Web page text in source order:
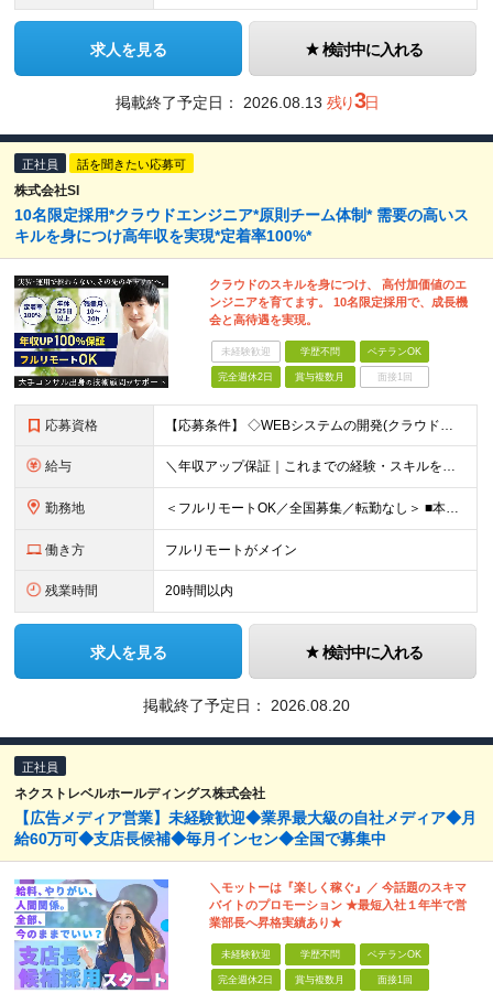
求人を見る 検討中に入れる
掲載終了予定日： 2026.08.13 残り3日
正社員 話を聞きたい応募可
株式会社SI
10名限定採用*クラウドエンジニア*原則チーム体制* 需要の高いス
キルを身につけ高年収を実現*定着率100%*
クラウドのスキルを身につけ、 高付加価値のエ
ンジニアを育てます。 10名限定採用で、成長機
会と高待遇を実現。
未経験歓迎 学歴不問 ベテランOK
完全週休2日 賞与複数月 面接1回
応募資格 【応募条件】 ◇WEBシステムの開発(クラウド含む)または運用経験をお持ちの方(目安2年以上) ※学歴不問 ※第二新卒・社会人経験10年以上の方も歓迎 【歓迎するタイプ】 ◎運用・保守にとどまらず、
給与 ＼年収アップ保証｜これまでの経験・スキルをしっかり評価します／ ■経験者（経験目安2年以上）月給35万円以上 ■即戦力（経験目安5年以上）月給50万円以上 ■ベテラン（経験目安10年以上）月給80万
勤務地 ＜フルリモートOK／全国募集／転勤なし＞ ■本社 東京都千代田区九段南1-5-6 りそな九段ビル5F ■プロジェクト先 都内23区を中心に1都3県のプロジェクト先 ※勤務地は希望を考慮いたします
働き方 フルリモートがメイン
残業時間 20時間以内
求人を見る 検討中に入れる
掲載終了予定日： 2026.08.20
正社員
ネクストレベルホールディングス株式会社
【広告メディア営業】未経験歓迎◆業界最大級の自社メディア◆月
給60万可◆支店長候補◆毎月インセン◆全国で募集中
＼モットーは『楽しく稼ぐ』／ 今話題のスキマ
バイトのプロモーション ★最短⼊社１年半で営
業部⻑へ昇格実績あり★
未経験歓迎 学歴不問 ベテランOK
完全週休2日 賞与複数月 面接1回